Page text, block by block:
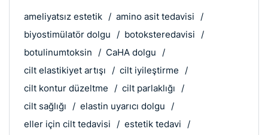
ameliyatsız estetik
amino asit tedavisi
biyostimülatör dolgu
botoksteredavisi
botulinumtoksin
CaHA dolgu
cilt elastikiyet artışı
cilt iyileştirme
cilt kontur düzeltme
cilt parlaklığı
cilt sağlığı
elastin uyarıcı dolgu
eller için cilt tedavisi
estetik tedavi